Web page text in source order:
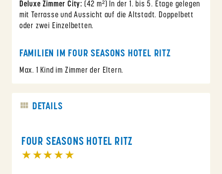
Deluxe Zimmer City: (42 m²) In der 1. bis 5. Etage gelegen
mit Terrasse und Aussicht auf die Altstadt. Doppelbett
oder zwei Einzelbetten.
FAMILIEN IM FOUR SEASONS HOTEL RITZ
Max. 1 Kind im Zimmer der Eltern.
DETAILS
FOUR SEASONS HOTEL RITZ
★★★★★